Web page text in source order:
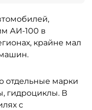
АИ-100 в
крайне мал
отдельные марки
гидроциклы. В
с